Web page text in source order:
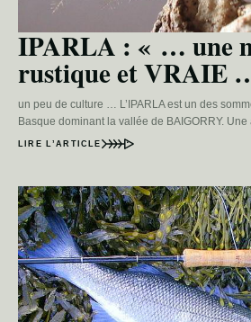
IPARLA : « … une
rustique et VRAIE
un peu de culture … L’IPARLA est un des
Basque dominant la vallée de BAIGORRY.
LIRE L’ARTICLE